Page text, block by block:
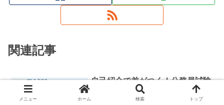
関連記事
自己紹介で差がつく！公務員試験
の面接対策【合格する例文テンプ
メニュー ホーム 検索 トップ